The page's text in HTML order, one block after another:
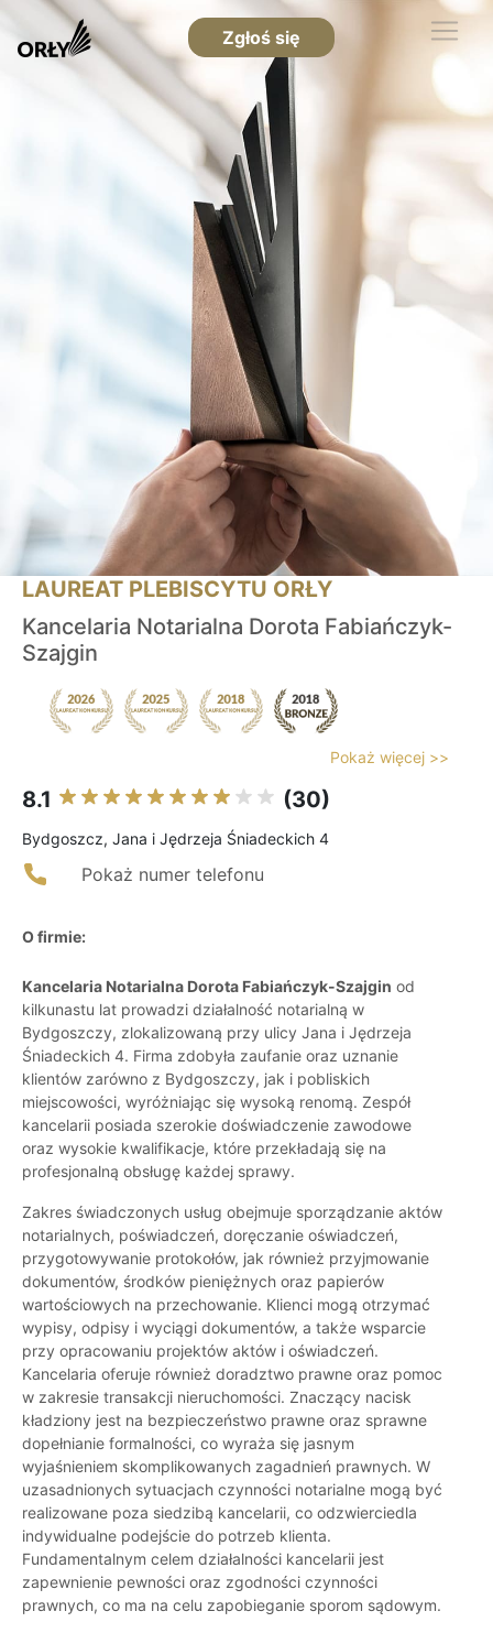
Zgłoś się
LAUREAT PLEBISCYTU ORŁY
Kancelaria Notarialna Dorota Fabiańczyk-
Szajgin
Pokaż więcej >>
8.1 (30)
Bydgoszcz, Jana i Jędrzeja Śniadeckich 4
Pokaż numer telefonu
O firmie:
Kancelaria Notarialna Dorota Fabiańczyk-Szajgin od
kilkunastu lat prowadzi działalność notarialną w
Bydgoszczy, zlokalizowaną przy ulicy Jana i Jędrzeja
Śniadeckich 4. Firma zdobyła zaufanie oraz uznanie
klientów zarówno z Bydgoszczy, jak i pobliskich
miejscowości, wyróżniając się wysoką renomą. Zespół
kancelarii posiada szerokie doświadczenie zawodowe
oraz wysokie kwalifikacje, które przekładają się na
profesjonalną obsługę każdej sprawy.
Zakres świadczonych usług obejmuje sporządzanie aktów
notarialnych, poświadczeń, doręczanie oświadczeń,
przygotowywanie protokołów, jak również przyjmowanie
dokumentów, środków pieniężnych oraz papierów
wartościowych na przechowanie. Klienci mogą otrzymać
wypisy, odpisy i wyciągi dokumentów, a także wsparcie
przy opracowaniu projektów aktów i oświadczeń.
Kancelaria oferuje również doradztwo prawne oraz pomoc
w zakresie transakcji nieruchomości. Znaczący nacisk
kładziony jest na bezpieczeństwo prawne oraz sprawne
dopełnianie formalności, co wyraża się jasnym
wyjaśnieniem skomplikowanych zagadnień prawnych. W
uzasadnionych sytuacjach czynności notarialne mogą być
realizowane poza siedzibą kancelarii, co odzwierciedla
indywidualne podejście do potrzeb klienta.
Fundamentalnym celem działalności kancelarii jest
zapewnienie pewności oraz zgodności czynności
prawnych, co ma na celu zapobieganie sporom sądowym.